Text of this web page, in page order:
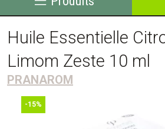
Huile Essentielle
Limom Zeste 10 ml
PRANAROM
-15%